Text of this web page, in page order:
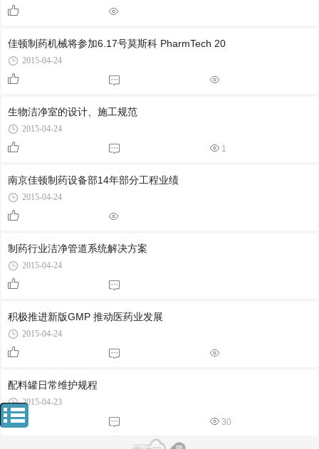
佳顿制药机械将参加6.17号莫斯科 PharmTech 20
2015-04-24
生物洁净室的设计、施工规范
2015-04-24
1
南京佳顿制药设备部14年部分工程业绩
2015-04-24
制药行业洁净管道系统解决方案
2015-04-24
积极推进新版GMP 推动医药业发展
2015-04-24
配料罐日常维护规程
2015-04-23
1
30